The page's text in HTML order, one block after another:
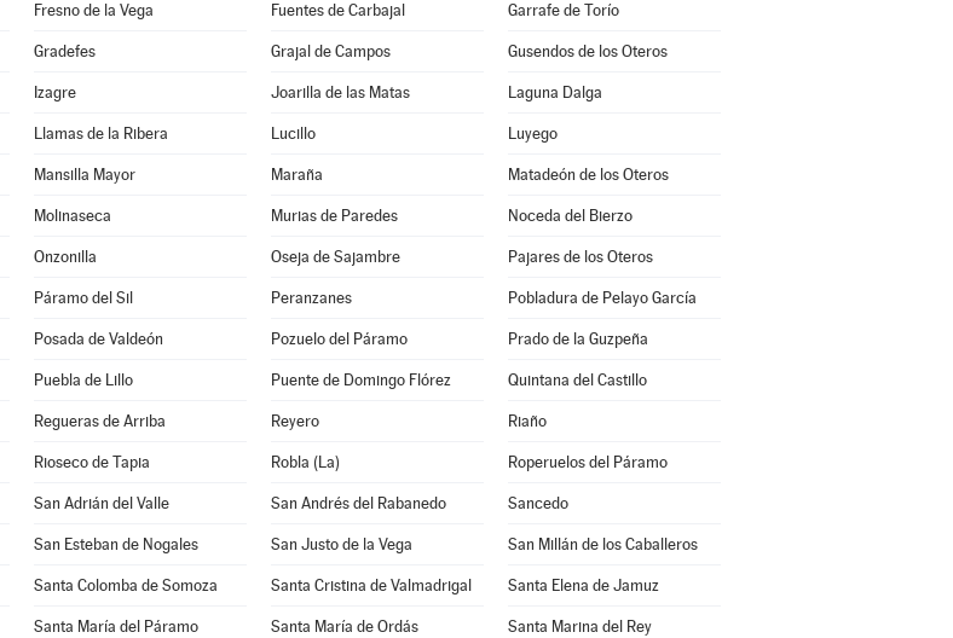
Fresno de la Vega Fuentes de Carbajal Garrafe de Torío
Gradefes Grajal de Campos Gusendos de los Oteros
Izagre Joarilla de las Matas Laguna Dalga
Llamas de la Ribera Lucillo Luyego
Mansilla Mayor Maraña Matadeón de los Oteros
Molinaseca Murias de Paredes Noceda del Bierzo
Onzonilla Oseja de Sajambre Pajares de los Oteros
Páramo del Sil Peranzanes Pobladura de Pelayo García
Posada de Valdeón Pozuelo del Páramo Prado de la Guzpeña
Puebla de Lillo Puente de Domingo Flórez Quintana del Castillo
Regueras de Arriba Reyero Riaño
Rioseco de Tapia Robla (La) Roperuelos del Páramo
San Adrián del Valle San Andrés del Rabanedo Sancedo
San Esteban de Nogales San Justo de la Vega San Millán de los Caballeros
Santa Colomba de Somoza Santa Cristina de Valmadrigal Santa Elena de Jamuz
Santa María del Páramo Santa María de Ordás Santa Marina del Rey